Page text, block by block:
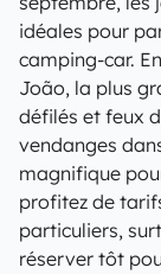
idéales pour
camping-car.
João, la plus
défilés et feux
vendanges
magnifique
profitez de
particuliers,
réserver tôt